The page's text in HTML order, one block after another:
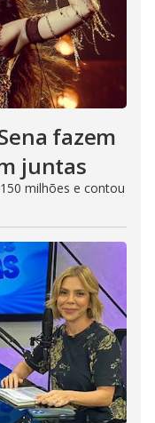
fazem
juntas
milhões e contou